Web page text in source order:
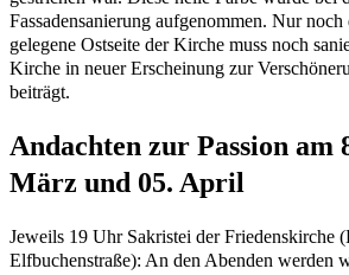
Fassadensanierung aufgenommen. Nur
gelegene Ostseite der Kirche muss noch
Kirche in neuer Erscheinung zur
beiträgt.
Andachten zur Passion am
März und 05. April
Jeweils 19 Uhr Sakristei der Friedenskirche
Elfbuchenstraße): An den Abenden werden